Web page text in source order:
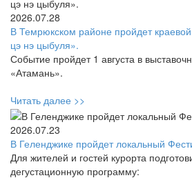
2026.07.28
В Темрюкском районе пройдет
цэ нэ цыбуля».
Событие пройдет 1 августа в
«Атамань».
Читать далее >>
2026.07.23
В Геленджике пройдет локальный
Для жителей и гостей курорта
дегустационную программу: